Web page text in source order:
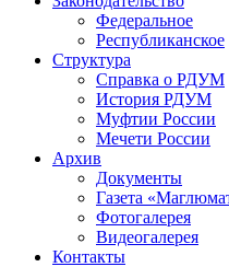
Федеральное
Республиканское
Структура
Справка о РДУМ
История РДУМ
Муфтии России
Мечети России
Архив
Документы
Газета
Фотогалерея
Видеогалерея
Контакты